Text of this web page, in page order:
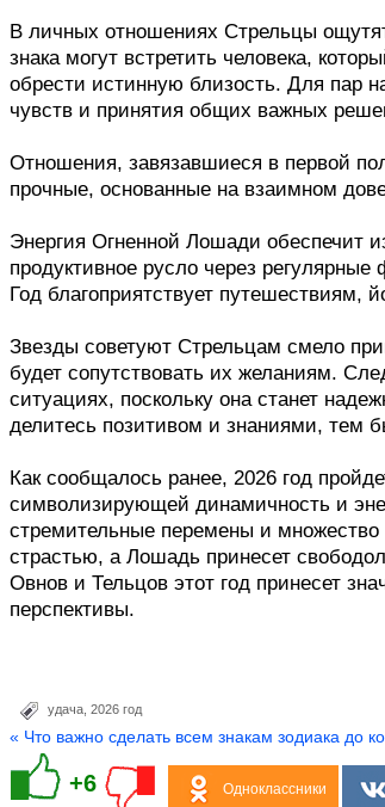
В личных отношениях Стрельцы
знака могут встретить человека,
обрести истинную близость. Для пар
чувств и принятия общих важных
Отношения, завязавшиеся в первой
прочные, основанные на взаимном
Энергия Огненной Лошади обеспечит
продуктивное русло через
Год благоприятствует
Звезды советуют Стрельцам смело
будет сопутствовать их желаниям.
ситуациях, поскольку она станет
делитесь позитивом и знаниями, тем
Как сообщалось ранее, 2026 год
символизирующей динамичность и
стремительные перемены и множество
страстью, а Лошадь принесет
Овнов и Тельцов этот год принесет
перспективы.
удача 2026 год
« Что важно сделать всем знакам зодиака до
+6 Одноклассники